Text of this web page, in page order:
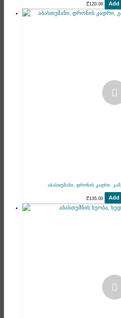
₾120.00 Add
აბასთუმანი, დრონის კადრი,
₾135.00 Add